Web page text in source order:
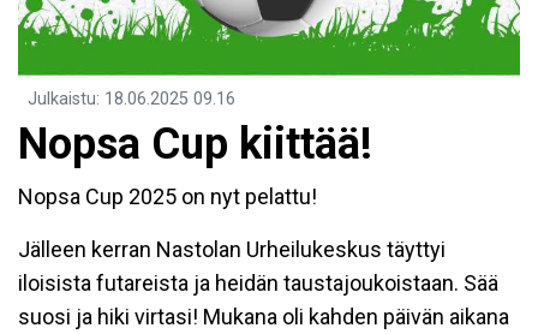
Julkaistu: 18.06.2025 09.16
Nopsa Cup kiittää!
Nopsa Cup 2025 on nyt pelattu!
Jälleen kerran Nastolan Urheilukeskus täyttyi
iloisista futareista ja heidän taustajoukoistaan. Sää
suosi ja hiki virtasi! Mukana oli kahden päivän aikana